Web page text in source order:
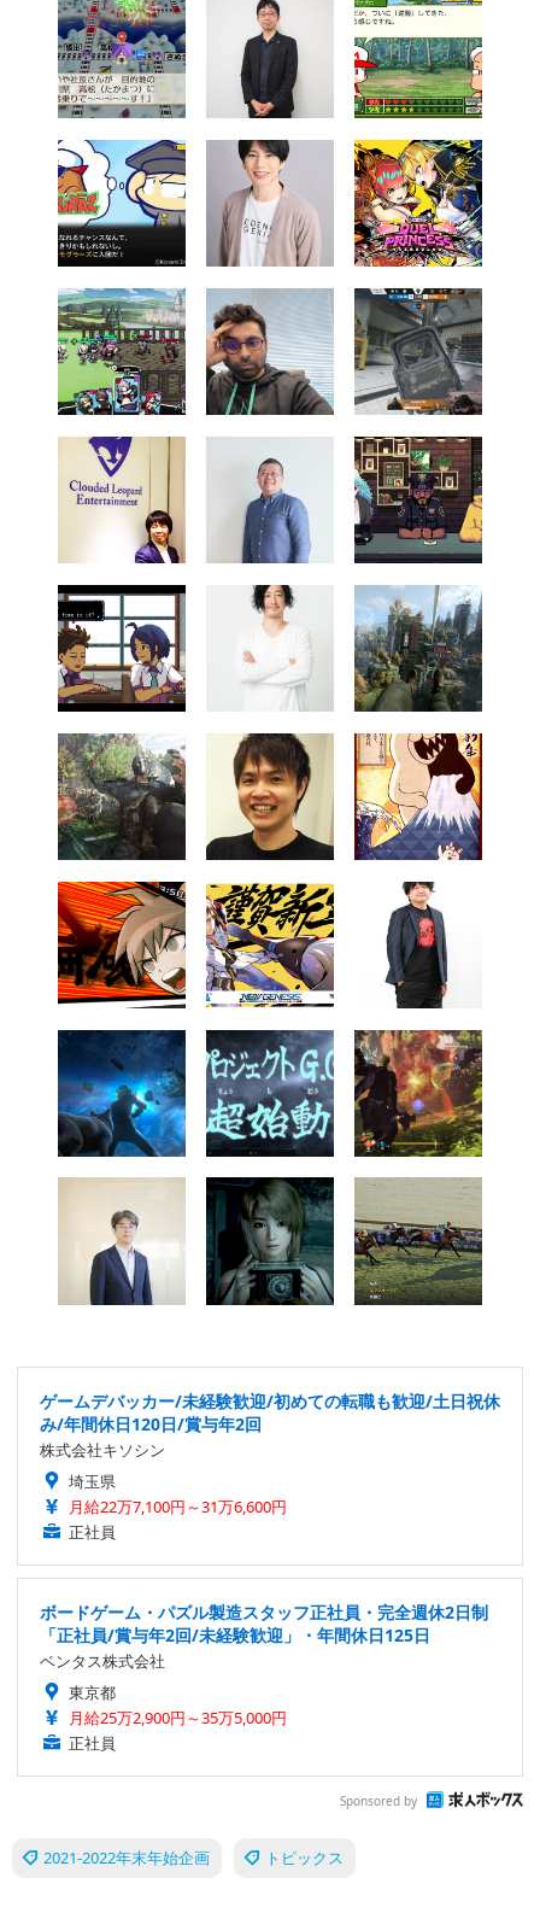
ゲームデバッカー/未経験歓迎/初めての転職も歓迎/土日祝休
み/年間休日120日/賞与年2回
株式会社キソシン
埼玉県
月給22万7,100円～31万6,600円
正社員
ボードゲーム・パズル製造スタッフ正社員・完全週休2日制
「正社員/賞与年2回/未経験歓迎」・年間休日125日
ベンタス株式会社
東京都
月給25万2,900円～35万5,000円
正社員
Sponsored by
2021-2022年末年始企画 トピックス